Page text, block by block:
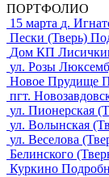
ПОРТФОЛИО
15 марта д.
Пески (Тверь)
Дом КП
ул. Розы
Новое Прудище
пгт.
ул. Пионерская
ул. Волынская
ул. Веселова
Белинского
Куркино